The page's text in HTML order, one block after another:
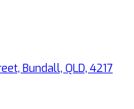
Bundall, QLD, 4217